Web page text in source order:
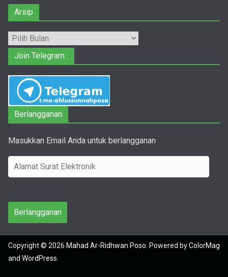
Arsip
Arsip
Join Telegram :
Berlangganan
Masukkan Email Anda untuk berlangganan
l
m
t
S
u
Berlangganan
Copyright © 2026 Mahad Ar-Ridhwan Poso . Powered byColorMag
and WordPress